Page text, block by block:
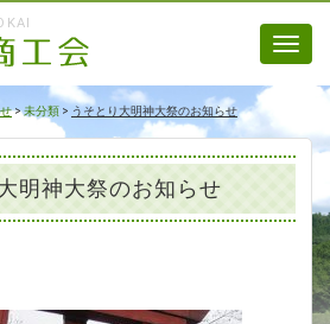
>未分類 > うそとり大明神大祭のお知らせ
明神大祭のお知らせ